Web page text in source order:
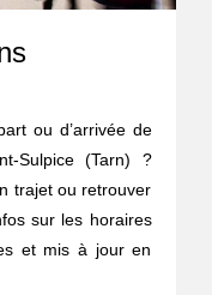
ou d’arrivée de
Sulpice (Tarn) ?
trajet ou retrouver
sur les horaires
et mis à jour en